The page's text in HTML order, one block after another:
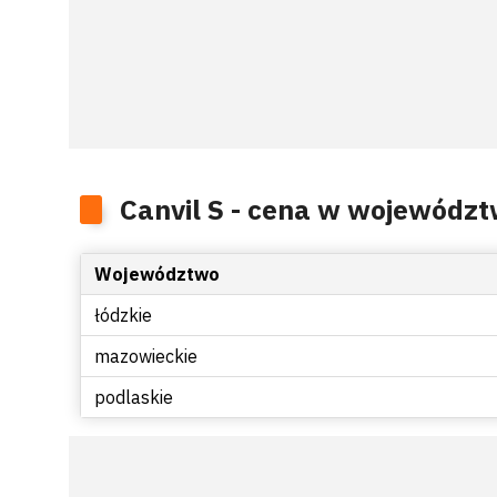
Canvil S - cena w
Województwo
łódzkie
mazowieckie
podlaskie